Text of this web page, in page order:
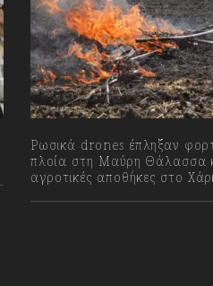
Ρωσικά drones έπληξαν
πλοία στη Μαύρη Θάλασσα
αγροτικές αποθήκες στο